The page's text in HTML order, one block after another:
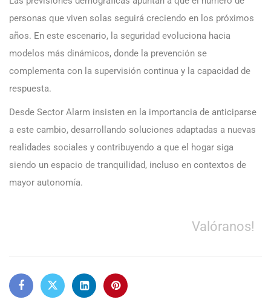
personas que viven solas seguirá creciendo en los próximos
años. En este escenario, la seguridad evoluciona hacia
modelos más dinámicos, donde la prevención se
complementa con la supervisión continua y la capacidad de
respuesta.
Desde Sector Alarm insisten en la importancia de anticiparse
a este cambio, desarrollando soluciones adaptadas a nuevas
realidades sociales y contribuyendo a que el hogar siga
siendo un espacio de tranquilidad, incluso en contextos de
mayor autonomía.
Valóranos!